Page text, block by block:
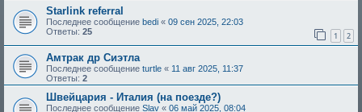
Starlink referral
Последнее сообщение bedi « 09 сен 2025, 22:03
Ответы: 25 1 2
Амтрак др Сиэтла
Последнее сообщение turtle « 11 авг 2025, 11:37
Ответы: 2
Швейцария - Италия (на поезде?)
Последнее сообщение Slav « 06 май 2025, 08:04